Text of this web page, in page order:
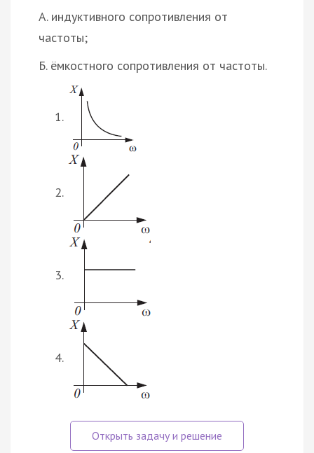
А. индуктивного сопротивления от
частоты;
Б. ёмкостного сопротивления от частоты.